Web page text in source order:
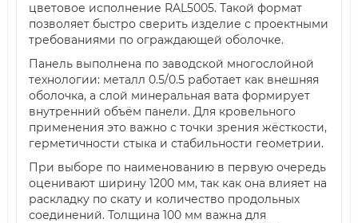
цветовое исполнение RAL5005. Такой формат
позволяет быстро сверить изделие с проектными
требованиями по ограждающей оболочке.
Панель выполнена по заводской многослойной
технологии: металл 0.5/0.5 работает как внешняя
оболочка, а слой минеральная вата формирует
внутренний объём панели. Для кровельного
применения это важно с точки зрения жёсткости,
герметичности стыка и стабильности геометрии.
При выборе по наименованию в первую очередь
оценивают ширину 1200 мм, так как она влияет на
раскладку по скату и количество продольных
соединений. Толщина 100 мм важна для